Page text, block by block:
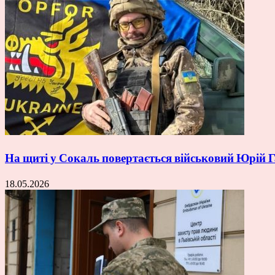
На щиті у Сокаль повертається військовий Юрій
18.05.2026